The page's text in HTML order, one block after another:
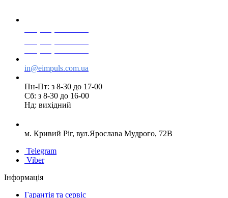
in@eimpuls.com.ua
Пн-Пт: з 8-30 до 17-00
Сб: з 8-30 до 16-00
Нд: вихідний
м. Кривий Ріг, вул.Ярослава Мудрого, 72В
Telegram
Viber
Інформація
Гарантія та сервіс